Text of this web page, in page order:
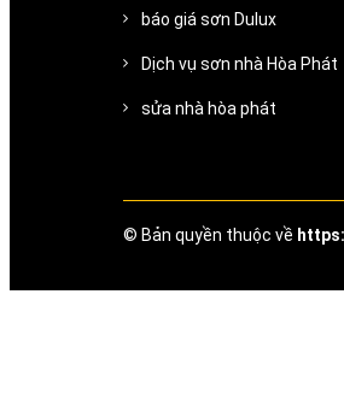
báo giá sơn Dulux
Dịch vụ sơn nhà Hòa Phát
sửa nhà hòa phát
© Bản quyền thuộc về